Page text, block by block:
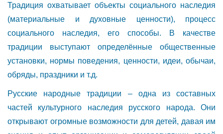
Традиция охватывает объекты социального наследия
(материальные и духовные ценности), процесс
социального наследия, его способы. В качестве
традиции выступают определённые общественные
установки, нормы поведения, ценности, идеи, обычаи,
обряды, праздники и т.д.
Русские народные традиции – одна из составных
частей культурного наследия русского народа. Они
открывают огромные возможности для детей, давая им